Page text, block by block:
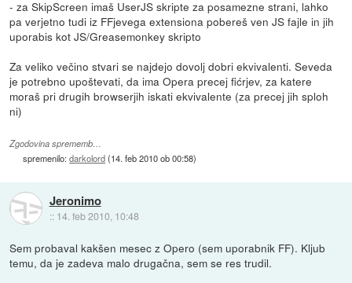
- za SkipScreen imaš UserJS skripte za posamezne strani, lahko
pa verjetno tudi iz FFjevega extensiona pobereš ven JS fajle in jih
uporabis kot JS/Greasemonkey skripto
Za veliko večino stvari se najdejo dovolj dobri ekvivalenti. Seveda
je potrebno upoštevati, da ima Opera precej fićrjev, za katere
moraš pri drugih browserjih iskati ekvivalente (za precej jih sploh
ni)
Zgodovina sprememb…
spremenilo:darkolord(14. feb 2010 ob 00:58)
Jeronimo
:: 14. feb 2010, 10:48
Sem probaval kakšen mesec z Opero (sem uporabnik FF). Kljub
temu, da je zadeva malo drugačna, sem se res trudil.